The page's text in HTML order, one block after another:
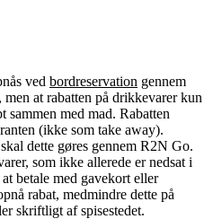
ved bordreservation gennem
at rabatten på drikkevarer kun
sammen med mad. Rabatten
(ikke som take away).
dette gøres gennem R2N Go.
som ikke allerede er nedsat i
betale med gavekort eller
rabat, medmindre dette på
skriftligt af spisestedet.